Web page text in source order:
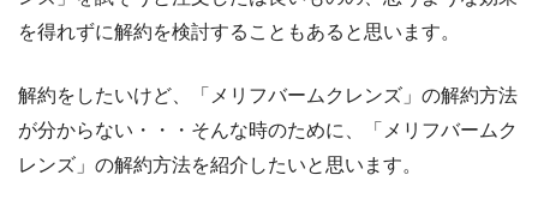
を得れずに解約を検討することもあると思います。
解約をしたいけど、「メリフバームクレンズ」の解約方法
が分からない・・・そんな時のために、「メリフバームク
レンズ」の解約方法を紹介したいと思います。